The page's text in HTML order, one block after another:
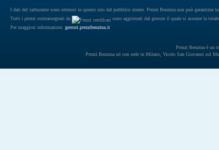
I dati del carburante sono ottenuti in questo sito dal pubblico utente. Prezzi Benzina non può garantirne
Tutti i prezzi contrassegnati da
sono aggiornati dal gestore il quale si assume la
Per maggiori informazioni: gestori.prezzibenzina.it
Prezzi Benzina è un
Prezzi Benzina srl con sede in Milano, Vicolo San Giovanni sul